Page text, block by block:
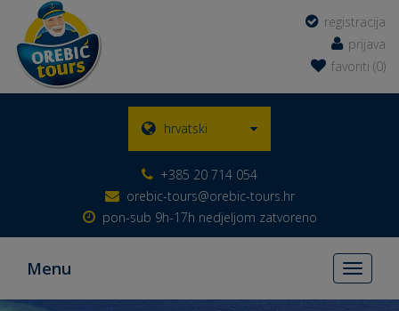
registracija
prijava
favoriti (0)
hrvatski
+385 20 714 054
orebic-tours@orebic-tours.hr
pon-sub 9h-17h nedjeljom zatvoreno
Toggle
Menu